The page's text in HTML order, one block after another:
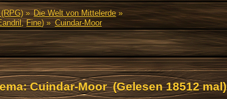
» Die Welt von Mittelerde»
,Fine) » Cuindar-Moor
Cuindar-Moor (Gelesen 18512 mal)